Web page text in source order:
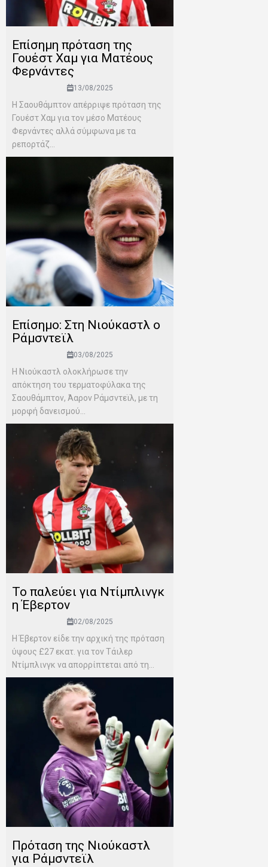
Επίσημη πρόταση της
Γουέστ Χαμ για Ματέους
Φερνάντες
13/08/2025
Η Σαουθάμπτον απέρριψε πρόταση της
Γουέστ Χαμ για τον μέσο Ματέους
Φερνάντες αλλά σύμφωνα με τα
ρεπορτάζ...
Επίσημο: Στη Νιούκαστλ ο
Ράμσντεϊλ
03/08/2025
Η Νιούκαστλ ολοκλήρωσε την
απόκτηση του τερματοφύλακα της
Σαουθάμπτον, Άαρον Ράμσντεϊλ, με τη
μορφή δανεισμού...
Το παλεύει για Ντίμπλινγκ
η Έβερτον
02/08/2025
Η Έβερτον είδε την αρχική της πρόταση
ύψους £27 εκατ. για τον Τάιλερ
Ντίμπλινγκ να απορρίπτεται από τη...
Πρόταση της Νιούκαστλ
για Ράμσντεϊλ